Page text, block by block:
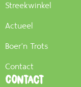
Streekwinkel
Actueel
Boer'n Trots
Contact
Contact